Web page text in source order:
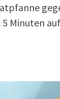
Minuten auf